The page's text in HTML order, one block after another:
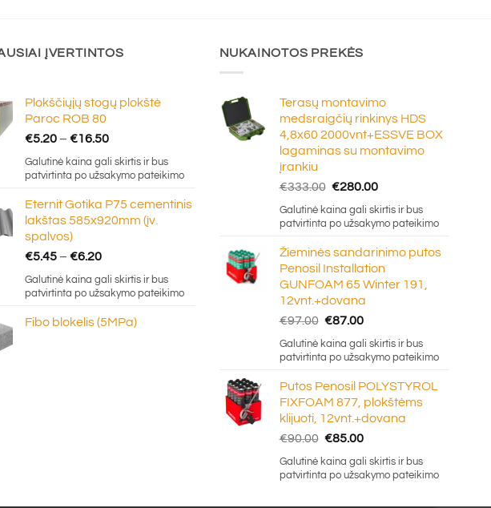
ĮVERTINTOS
Plokščiųjų stogų plokštė
Paroc ROB 80
€5.20 – €16.50Price
range:
€5.20
€16.50
Galutinė kaina gali skirtis ir bus
patvirtinta po užsakymo pateikimo
Eternit Gotika P75 cementinis
lakštas 585x920mm (įv.
spalvos)
€5.45 – €6.20Price
range:
€5.45
€6.20
Galutinė kaina gali skirtis ir bus
patvirtinta po užsakymo pateikimo
Fibo blokelis (5MPa)
NUKAINOTOS PREKĖS
Terasų montavimo
medsraigčių rinkinys HDS
4,8x60 2000vnt+ESSVE BOX
lagaminas su montavimo
įrankiu
€333.00 Original
price
was:
€280.00Current
price
is:
Galutinė kaina gali skirtis ir bus
patvirtinta po užsakymo pateikimo
Žieminės sandarinimo putos
Penosil Installation
GUNFOAM 65 Winter 191,
12vnt.+dovana
€97.00 Original
price
was:
€87.00Current
price
is:
Galutinė kaina gali skirtis ir bus
patvirtinta po užsakymo pateikimo
Putos Penosil POLYSTYROL
FIXFOAM 877, plokštėms
klijuoti, 12vnt.+dovana
€90.00 Original
price
was:
€85.00Current
price
is:
Galutinė kaina gali skirtis ir bus
patvirtinta po užsakymo pateikimo